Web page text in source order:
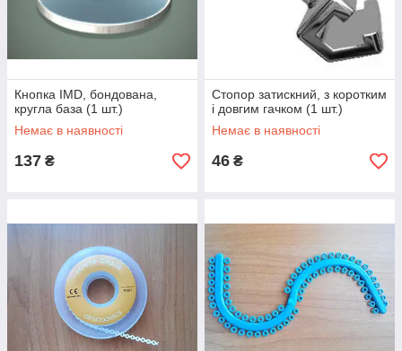
Кнопка IMD, бондована,
кругла база (1 шт.)
Немає в наявності
137 ₴
Стопор затискний, з коротким
і довгим гачком (1 шт.)
Немає в наявності
46 ₴